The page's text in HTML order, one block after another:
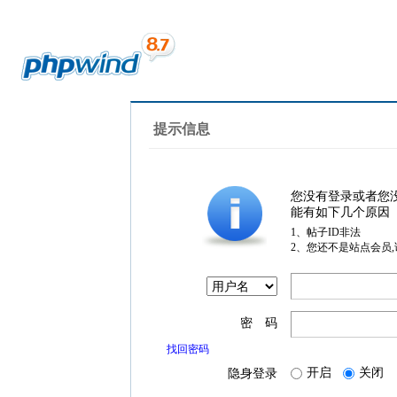
提示信息
您没有登录或者您
能有如下几个原因
1、帖子ID非法
2、您还不是站点会员
密 码
找回密码
隐身登录 开启 关闭